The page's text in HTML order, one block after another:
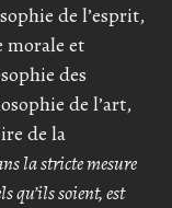
de l’esprit,
morale et
des
de l’art,
de la
la stricte mesure
qu’ils soient, est